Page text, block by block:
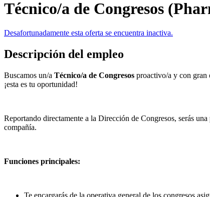
Técnico/a de Congresos
Desafortunadamente esta oferta se encuentra inactiva.
Descripción del empleo
Buscamos un/a Técnico/a de Congresos proactivo/a y con gran
¡esta es tu oportunidad!
Reportando directamente a la Dirección de Congresos, serás
compañía.
Funciones principales:
Te encargarás de la operativa general de los congresos